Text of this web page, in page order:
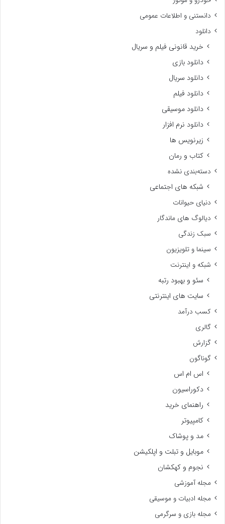
دانستنی و اطلاعات عمومی
دانلود
خرید قانونی فیلم و سریال
دانلود بازی
دانلود سریال
دانلود فیلم
دانلود موسیقی
دانلود نرم افزار
زیرنویس ها
کتاب و رمان
دسته‌بندی نشده
شبکه های اجتماعی
دنیای حیوانات
دیالوگ های ماندگار
سبک زندگی
سینما و تلویزیون
شبکه و اینترنت
سئو و بهبود رتبه
سایت های اینترنتی
کسب درآمد
گالری
گزارش
گوناگون
اس ام اس
دکوراسیون
راهنمای خرید
کامپیوتر
مد و پوشاک
موبایل و تبلت و اپلکیشن
نجوم و کهکشان
مجله آموزشی
مجله ادبیات و موسیقی
مجله بازی و سرگرمی